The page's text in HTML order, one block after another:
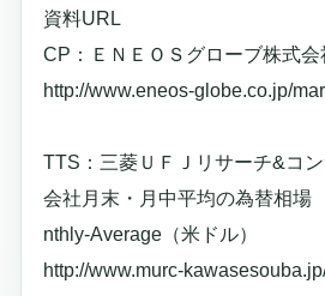
資料URL
CP：ＥＮＥＯＳグローブ株式
http://www.eneos-globe.co.jp/
TTS：三菱ＵＦＪリサーチ&コ
会社月末・月中平均の為替相
nthly-Average（米ドル）
http://www.murc-